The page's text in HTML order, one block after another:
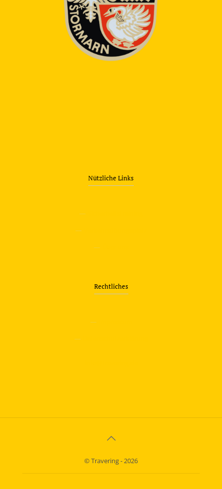
Nützliche Links
—
—
—
Rechtliches
—
—
© Travering - 2026